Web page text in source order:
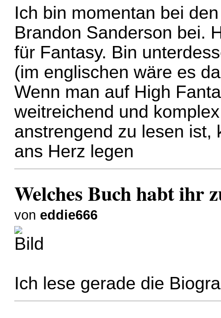
Ich bin momentan bei
Brandon Sanderson bei.
für Fantasy. Bin
(im englischen wäre es
Wenn man auf High
weitreichend und
anstrengend zu lesen ist,
ans Herz legen
Welches Buch habt ihr
von eddie666
Ich lese gerade die